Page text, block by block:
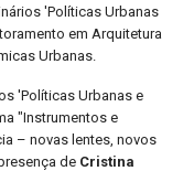
'Políticas Urbanas
em Arquitetura
Urbanas.
'Políticas Urbanas e
"Instrumentos e
– novas lentes, novos
de Cristina